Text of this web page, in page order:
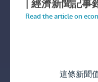
這條新聞